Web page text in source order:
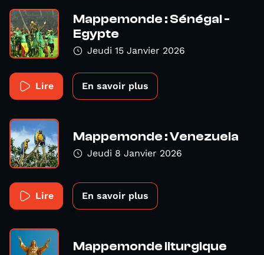
Mappemonde : Sénégal -
Egypte
Jeudi 15 Janvier 2026
Lire En savoir plus
Mappemonde : Venezuela
Jeudi 8 Janvier 2026
Lire En savoir plus
Mappemonde liturgique